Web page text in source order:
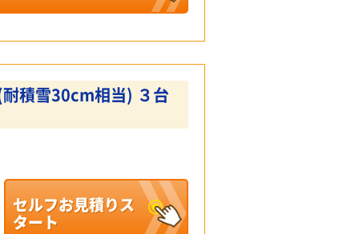
積雪30cm相当) ３台
セルフお見積りス
タート